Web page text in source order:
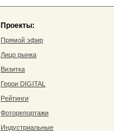
Проекты:
Прямой эфир
Лицо рынка
Визитка
Герои DIGITAL
Рейтинги
Фоторепортажи
Индустриальные